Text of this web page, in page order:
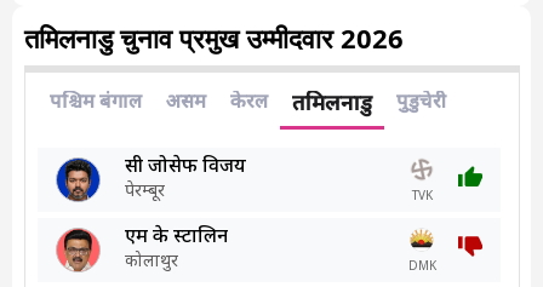
तमिलनाडु चुनाव प्रमुख उम्मीदवार 2026